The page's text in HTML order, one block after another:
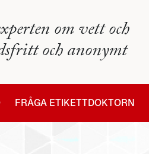
om vett och
och anonymt
FRÅGA ETIKETTDOKTORN